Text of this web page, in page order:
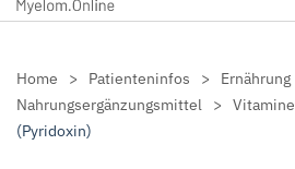
Home Patienteninfos
Ernährung
Nahrungsergänzungsmittel
Vitamine
(Pyridoxin)